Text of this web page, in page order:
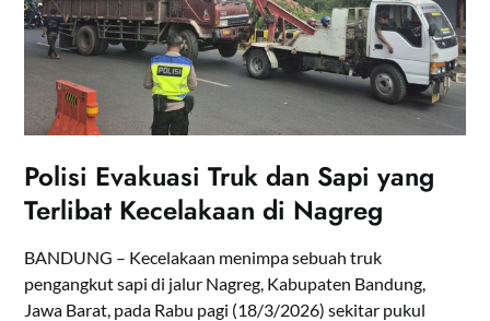
Polisi Evakuasi Truk dan Sapi yang
Terlibat Kecelakaan di Nagreg
BANDUNG – Kecelakaan menimpa sebuah truk
pengangkut sapi di jalur Nagreg, Kabupaten Bandung,
Jawa Barat, pada Rabu pagi (18/3/2026) sekitar pukul